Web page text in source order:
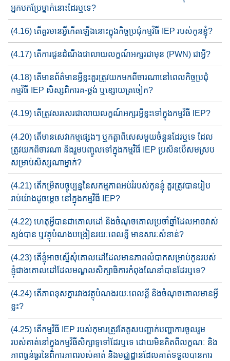
អ្នក​​បកប្រែម្នាក់នោះដែរឬទេ?
(4.16) តើគួរ​មានអ្វីកើតឡើង​នោះក្នុងកិច្ចប្រជុំកម្មវិធី IEP របស់កូនខ្ញុំ?
(4.17) តើ​ការ​ជូនដំណឹង​​ជាលាយលក្ខណ៍អក្សរជាមុ​ន​ (PWN) ជាអ្វី?
(4.18) តើ​មាន​ព័ត៌មានអ្វីខ្លះ​គួរត្រូវ​យកមកពីចារណា​នៅពេល​កិច្ច​​ប្រជុំ​
កម្មវិធី​ IEP សិស្ស​ពិការគ-ថ្លង់ ឬខ្សោយ​ត្រចៀក?
(4.19) តើ​ត្រូវសរសេរ​ជាលាយលក្ខណ៍​អក្សរ​អ្វីខ្លះ​ទៅក្នុង​​កម្មវិធី IEP?
(4.20) តើមានសេវាកម្ម​ផ្សេងៗ​ ឬ​កត្តាពិសេសមួយចំនួន​ដែរឬទេ​ ​ដែល​
ត្រូវ​​យក​ពិចារណា​​ និងរួមបញ្ចូល​ទៅក្នុងកម្មវិធី​ IEP ប្រសិនបើ​សមស្រ​ប​​
សម្រាប់​សិស្ស​ណាម្នាក់?
(4.21) តើ​កម្រិត​បច្ចុប្បន្ន​នៃ​សកម្មភាព​អប់រំ​របស់កូន​ខ្ញុំ គួរ​ត្រូវបាន​រៀប​
រាប់​យ៉ាង​​ដូចម្តេច​ នៅក្នុងកម្មវិធី​ IEP?
(4.22) ហេតុអ្វីបានជា​គោលដៅ​ និង​ចំណុចគោលប្រចាំឆ្នាំដែល​អាចវាស់​
ស្ទ​ង់​​​​បាន​​ ឬ​វត្ថុបំណង​បង្រៀន​រយៈពេលខ្លី មានសារៈសំខាន់?
(4.23) តើខ្ញុំអាច​ស្នើសុំគោលដៅ​ដែលមាន​ភាពលំបាក​សម្រាប់​កូនរបស់
ខ្ញុំ​ជាង​គោលដៅដែលមណ្ឌលសិក្សាធិការ​កំពុងណែនាំ​បានដែរឬទេ?
(4.24) តើ​ភាព​ខុសគ្នារវាង​វត្ថុបំណងរយៈពេលខ្លី​ និង​ចំណុច​គោល​មាន​អ្វី​
ខ្លះ?
(4.25) តើ​កម្មវិធី​ IEP របស់កុមារ​ត្រូវតែគូសបញ្ជាក់បញ្ហា​​ការចូលរួម​
របស់​គាត់​​នៅក្នុង​កម្មវិធីសិក្សាទូទៅដែរឬទេ ដោយមិនគិត​ពី​លក្ខណៈ និង​
ភាព​​ធ្ងន់ធ្ងរ​នៃ​ពិការភាព​របស់គាត់ និង​មជ្ឈដ្ឋាន​ដែល​គាត់​ទទួល​បាន​​ការ